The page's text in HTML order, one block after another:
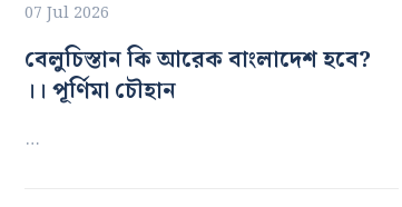
07 Jul 2026
বেলুচিস্তান কি আরেক বাংলাদেশ হবে?
।। পূর্ণিমা চৌহান
…